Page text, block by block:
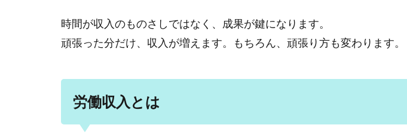
時間が収入のものさしではなく、成果が鍵になります。
頑張った分だけ、収入が増えます。もちろん、頑張り方も変わります。
労働収入とは